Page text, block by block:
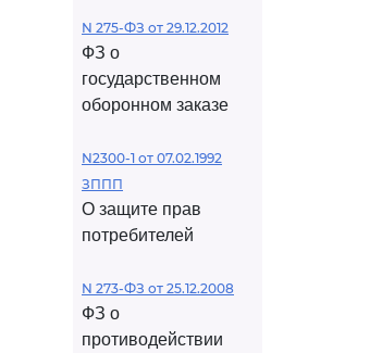
N 275-ФЗ от 29.12.2012
ФЗ о
государственном
оборонном заказе
N2300-1 от 07.02.1992
ЗППП
О защите прав
потребителей
N 273-ФЗ от 25.12.2008
ФЗ о
противодействии